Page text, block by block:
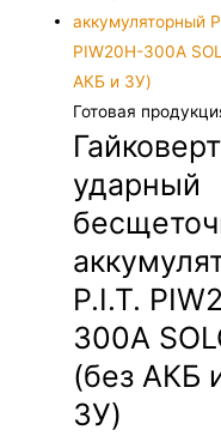
Готовая
Гайковерт
ударный
P.I.T.
300A
(без АКБ
ЗУ)